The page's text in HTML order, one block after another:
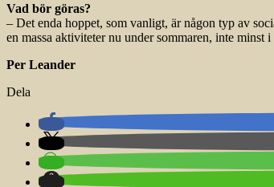
Vad bör göras?
– Det enda hoppet, som vanligt, är någon typ av
en massa aktiviteter nu under sommaren, inte minst
Per Leander
Dela